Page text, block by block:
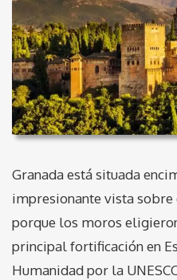
Granada está situada
impresionante vista
porque los moros
principal fortificación en
Humanidad por la